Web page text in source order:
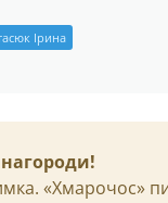
Ірина
«Хмарочос»